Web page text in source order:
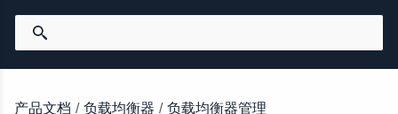
产品文档 / 负载均衡器 / 负载均衡器管理